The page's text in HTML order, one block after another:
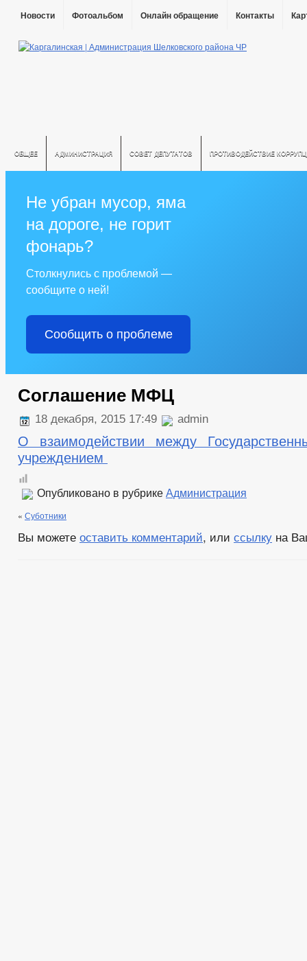
Новости Фотоальбом Онлайн обращение Контакты
ОБЩЕЕ АДМИНИСТРАЦИЯ СОВЕТ ДЕПУТАТОВ ПРОТИВОДЕЙСТВИЕ
Не убран мусор, яма
на дороге, не горит
фонарь?
Столкнулись с проблемой —
сообщите о ней!
Сообщить о проблеме
Соглашение МФЦ
18 декабря, 2015 17:49 admin
О взаимодействии между
учреждением
Опубликовано в рубрике Администрация
« Суботники
Вы можете оставить комментарий, или ссылку на